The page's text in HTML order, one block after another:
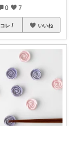
0 7
コレ いいね